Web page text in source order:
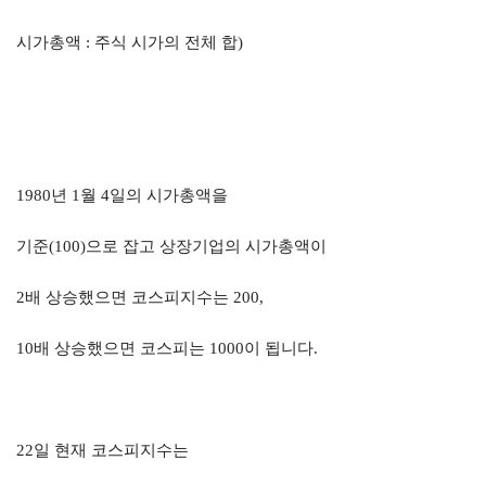
시가총액 : 주식 시가의 전체 합)
1980년 1 월 4일의 시가총액을
기준(100)으로 잡고 상장기업의 시가총액이
2배 상승했으면 코스피지수는 200,
10배 상승했으면 코스피는 1000이 됩니다.
22일 현재 코스피지수는